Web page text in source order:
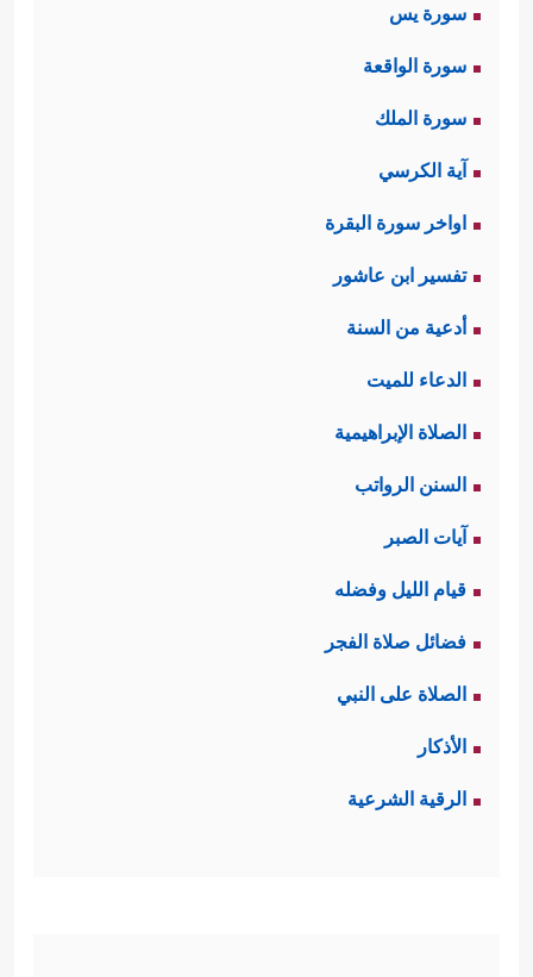
سورة يس
سورة الواقعة
سورة الملك
آية الكرسي
اواخر سورة البقرة
تفسير ابن عاشور
أدعية من السنة
الدعاء للميت
الصلاة الإبراهيمية
السنن الرواتب
آيات الصبر
قيام الليل وفضله
فضائل صلاة الفجر
الصلاة على النبي
الأذكار
الرقية الشرعية